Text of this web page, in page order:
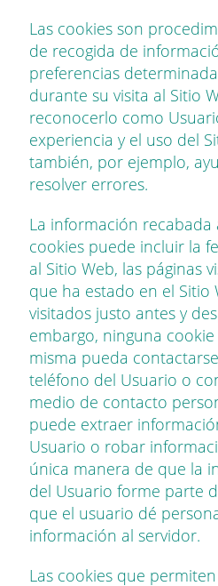
Las cookies son
de recogida de
preferencias
durante su visita al Sitio
reconocerlo como
experiencia y el uso del
también, por ejemplo,
resolver errores.
La información recabada
cookies puede incluir la
al Sitio Web, las páginas
que ha estado en el Sitio
visitados justo antes y
embargo, ninguna
misma pueda
teléfono del Usuario o
medio de contacto
puede extraer
Usuario o robar
única manera de que la
del Usuario forme parte
que el usuario dé
información al servidor.
Las cookies que